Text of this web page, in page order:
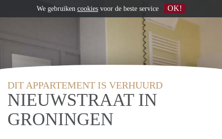
DIT APPARTEMENT IS VERHUURD
NIEUWSTRAAT IN
GRONINGEN
We gebruiken cookies voor de beste service OK!